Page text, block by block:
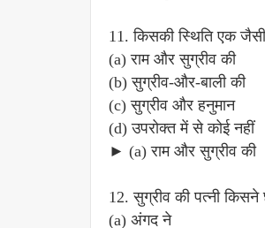
11. किसकी स्थिति एक
(a) राम और सुग्रीव की
(b) सुग्रीव-और-बाली की
(c) सुग्रीव और हनुमान
(d) उपरोक्त में से कोई नहीं
► (a) राम और सुग्रीव की
12. सुग्रीव की पत्नी किसने
(a) अंगद ने